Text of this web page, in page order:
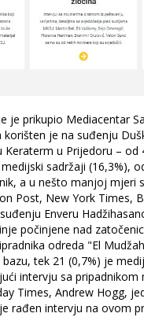
je prikupio Mediacentar
je na suđenju
u Prijedoru – od
medijski sadržaji (16,3%),
a u nešto manjoj mjeri
Post, New York Times,
Enveru
počinjene nad
odreda "El
bazu, tek 21 (0,7%) je
intervju sa
Times, Andrew Hogg,
rađen intervju na ovom